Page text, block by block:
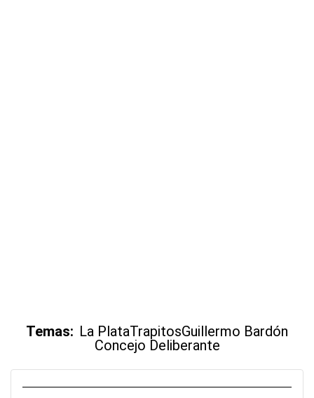
Temas: La PlataTrapitosGuillermo Bardón
Concejo Deliberante